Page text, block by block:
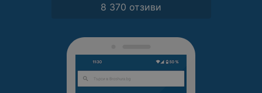
8 370 отзиви